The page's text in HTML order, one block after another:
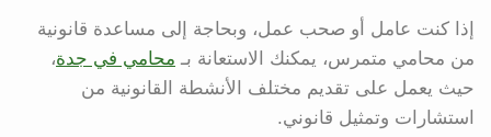
إذا كنت عامل أو صحب عمل، وبحاجة إلى مساعدة قانونية
من محامي متمرس، يمكنك الاستعانة بـ محامي في جدة،
حيث يعمل على تقديم مختلف الأنشطة القانونية من
استشارات وتمثيل قانوني.